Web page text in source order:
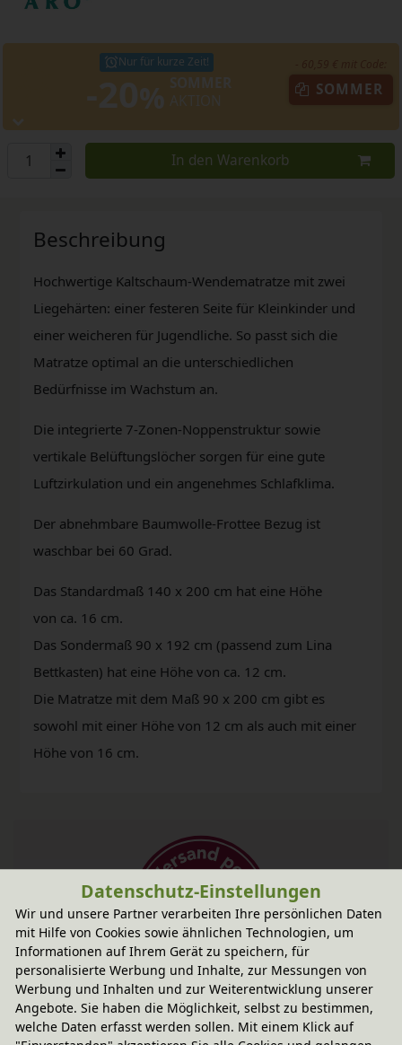
Nur für kurze Zeit!
SOMMER
In den Warenkorb
Beschreibung
Hochwertige Kaltschaum-Wendematratze mit zwei
Liegehärten: einer festeren Seite für Kleinkinder und
einer weicheren für Jugendliche. So passt sich die
Matratze optimal an die unterschiedlichen
Bedürfnisse im Wachstum an.
Die integrierte 7-Zonen-Noppenstruktur sowie
vertikale Belüftungslöcher sorgen für eine gute
Luftzirkulation und ein angenehmes Schlafklima.
Der abnehmbare Baumwolle-Frottee Bezug ist
waschbar bei 60 Grad.
Das Standardmaß 140 x 200 cm hat eine Höhe
von ca. 16 cm.
Das Sondermaß 90 x 192 cm (passend zum Lina
Bettkasten) hat eine Höhe von ca. 12 cm.
Die Matratze mit dem Maß 90 x 200 cm gibt es
sowohl mit einer Höhe von 12 cm als auch mit einer
Höhe von 16 cm.
Fairer Paketversand
34,95 € innerhalb ...
Datenschutz-Einstellungen
Wir und unsere Partner verarbeiten Ihre persönlichen Daten
mit Hilfe von Cookies sowie ähnlichen Technologien, um
Informationen auf Ihrem Gerät zu speichern, für
personalisierte Werbung und Inhalte, zur Messungen von
Werbung und Inhalten und zur Weiterentwicklung unserer
Angebote. Sie haben die Möglichkeit, selbst zu bestimmen,
welche Daten erfasst werden sollen. Mit einem Klick auf